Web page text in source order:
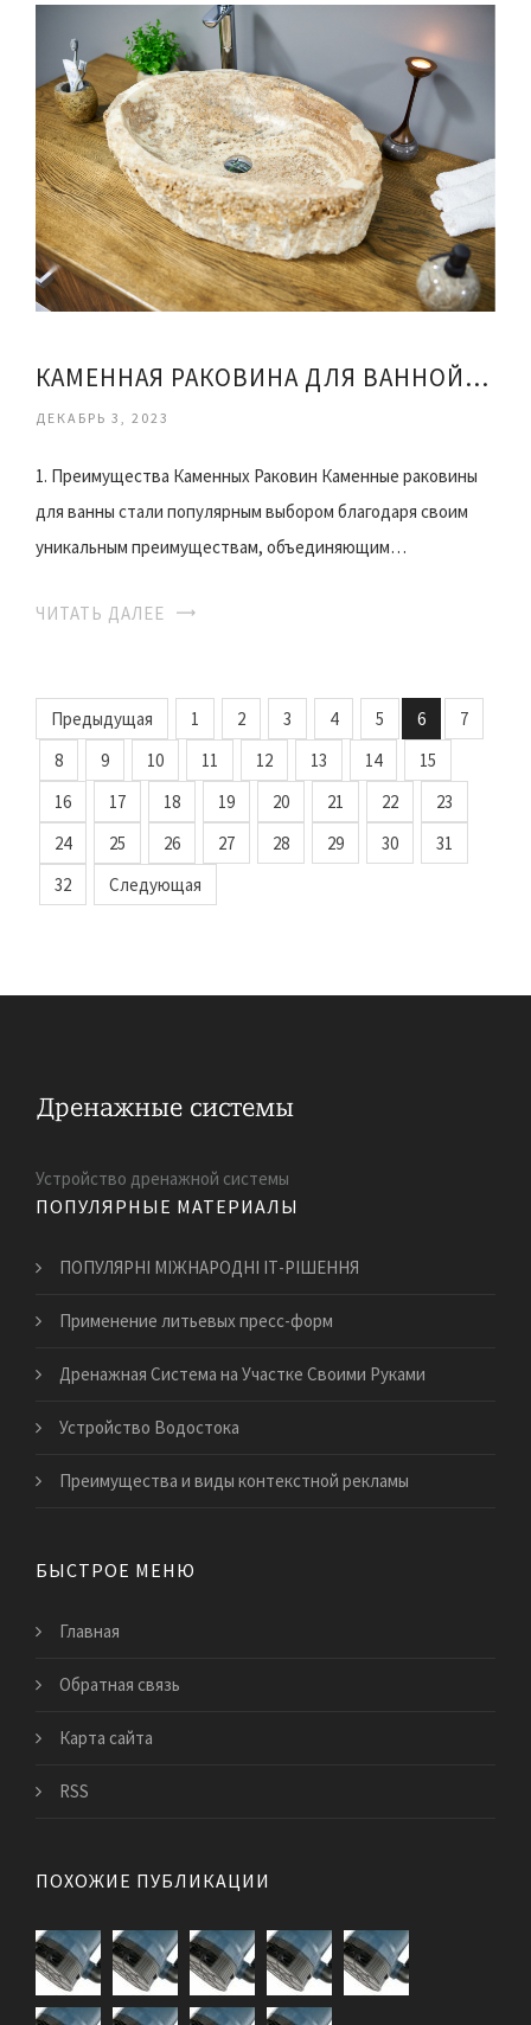
КАМЕННАЯ РАКОВИНА ДЛЯ ВАННОЙ- ШАРМ И ПРАКТИЧНОСТЬ
ДЕКАБРЬ 3, 2023
1. Преимущества Каменных Раковин Каменные раковины
для ванны стали популярным выбором благодаря своим
уникальным преимуществам, объединяющим…
ЧИТАТЬ ДАЛЕЕ
Предыдущая 1 2 3 4 5 6
7
8
9 10 11 12 13 14
15
16
17 18 19 20 21 22
23
24
25 26 27 28 29 30
31
32
Следующая
Устройство дренажной системы
ПОПУЛЯРНЫЕ МАТЕРИАЛЫ
ПОПУЛЯРНІ МІЖНАРОДНІ ІТ-РІШЕННЯ
Применение литьевых пресс-форм
Дренажная Система на Участке Своими Руками
Устройство Водостока
Преимущества и виды контекстной рекламы
БЫСТРОЕ МЕНЮ
Главная
Обратная связь
Карта сайта
RSS
ПОХОЖИЕ ПУБЛИКАЦИИ